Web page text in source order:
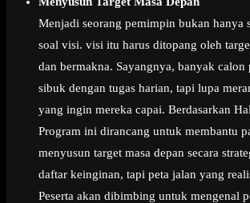
Menjadi seorang pemimpin bukan hanya
soal visi. visi itu harus ditopang oleh
dan bermakna. Sayangnya, banyak
sibuk dengan tugas harian, tapi lupa
yang ingin mereka capai. Berdasarkan
Program ini dirancang untuk membantu
menyusun target masa depan secara
daftar keinginan, tapi peta jalan yang
Peserta akan dibimbing untuk mengenal